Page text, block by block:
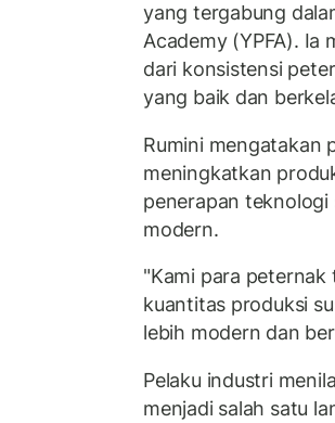
yang tergabung
Academy (YPFA). Ia
dari konsistensi
yang baik dan
Rumini mengatakan
meningkatkan
penerapan
modern.
"Kami para peternak
kuantitas produksi
lebih modern dan
Pelaku industri
menjadi salah satu